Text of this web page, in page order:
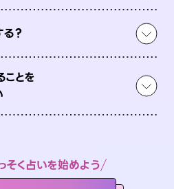
？
とを
そく占いを始めよう